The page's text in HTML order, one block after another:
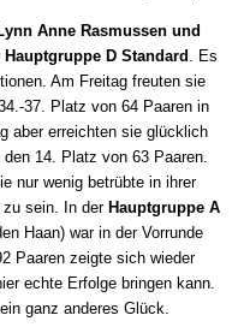
Anne Rasmussen und
Hauptgruppe D Standard . Es
Am Freitag freuten sie
37. Platz von 64 Paaren in
aber erreichten sie glücklich
14. Platz von 63 Paaren.
nur wenig betrübte in ihrer
zu sein. In der Hauptgruppe A
Haan) war in der Vorrunde
Paaren zeigte sich wieder
echte Erfolge bringen kann.
ganz anderes Glück.